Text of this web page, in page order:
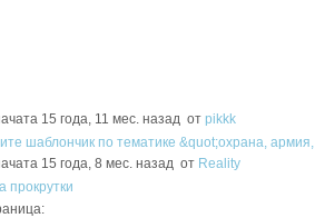
15 года, 11 мес. назад от pikkk
шаблончик по тематике &quot;охрана,
15 года, 8 мес. назад от Reality
прокрутки